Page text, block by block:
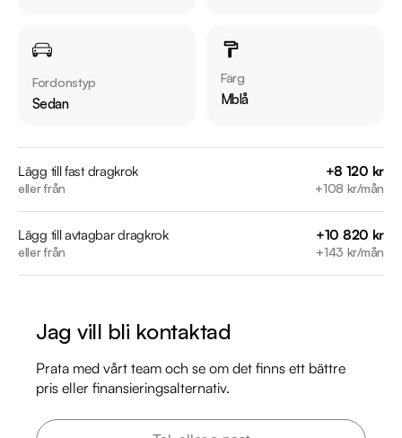
Övrig information om bilen:
Årsskatt: Endast 1416 kr
Vid blandad körning är förbrukning endast 0.63 l/mil
Möjlighet till 12-60 månaders garanti
Servicehistorik:
2021-09-03 - 1782 mil
2022-08-25 - 2750 mil
2023-08-18 - 3990 mil
https://www.riddermarkbil.se/kopa-bil/volvo/yue61s/
för att:
• Se närbilder och film på bilen
Fordonstyp
Sedan
Färg
Mblå
Lägg till fast dragkrok
eller från
+8 120 kr
+108 kr/mån
Lägg till avtagbar dragkrok
eller från
+10 820 kr
+143 kr/mån
Jag vill bli kontaktad
Prata med vårt team och se om det finns ett bättre
pris eller finansieringsalternativ.